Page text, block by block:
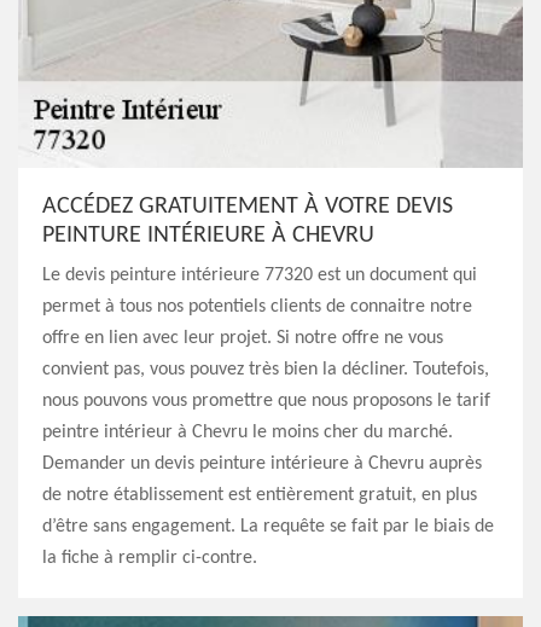
ACCÉDEZ GRATUITEMENT À VOTRE DEVIS
PEINTURE INTÉRIEURE À CHEVRU
Le devis peinture intérieure 77320 est un document qui
permet à tous nos potentiels clients de connaitre notre
offre en lien avec leur projet. Si notre offre ne vous
convient pas, vous pouvez très bien la décliner. Toutefois,
nous pouvons vous promettre que nous proposons le tarif
peintre intérieur à Chevru le moins cher du marché.
Demander un devis peinture intérieure à Chevru auprès
de notre établissement est entièrement gratuit, en plus
d’être sans engagement. La requête se fait par le biais de
la fiche à remplir ci-contre.